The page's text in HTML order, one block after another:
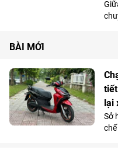
di
và
BÀI MỚI
lại
Sở